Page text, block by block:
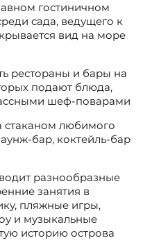
гостиничном
сада, ведущего к
вид на море
рестораны и бары на
подают блюда,
шеф-поварами
стаканом любимого
бар, коктейль-бар
разнообразные
занятия в
пляжные игры,
и музыкальные
историю острова